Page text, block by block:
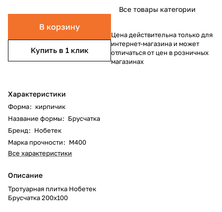
В корзину
Купить в 1 клик
Характеристики
Форма: кирпичик
Название формы: Брусчатка
Бренд: Нобетек
Марка прочности: М400
Все характеристики
Описание
Тротуарная плитка Нобетек
Брусчатка 200х100
Все товары категории
Цена действительна только для
интернет-магазина и может
отличаться от цен в розничных
магазинах